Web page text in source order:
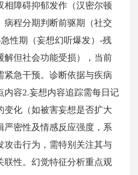
相障碍抑郁发作（汉密尔顿
病程分期判断前驱期（社交
性期（妄想幻听爆发）-残
解但社会功能受损），当前
紧急干预。诊断依据与疾病
内容2.妄想内容追踪需每日记
变化（如被害妄想是否扩大
严密性及情感反应强度，系
攻击行为，需特别关注其与
联性。幻觉特征分析重点观